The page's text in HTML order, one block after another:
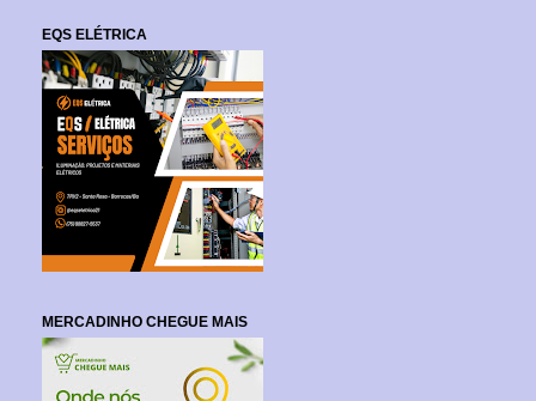
EQS ELÉTRICA
MERCADINHO CHEGUE MAIS